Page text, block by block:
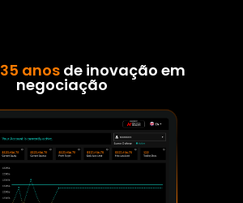
35 anos de inovação em
negociação